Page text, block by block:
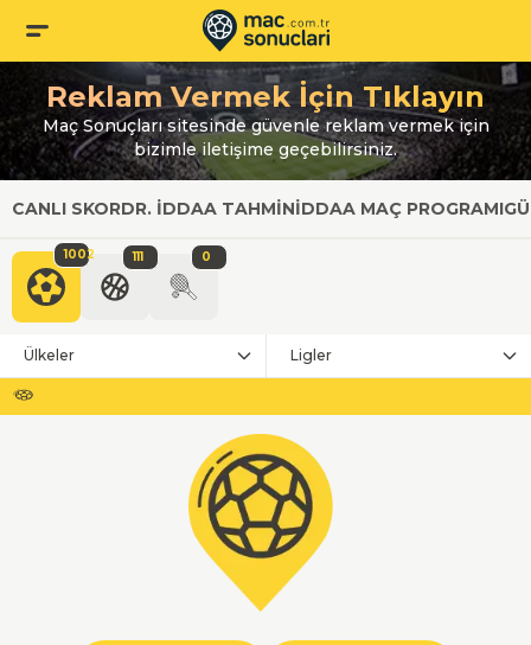
Reklam Vermek İçin Tıklayın
Maç Sonuçları sitesinde güvenle reklam vermek için
bizimle iletişime geçebilirsiniz.
CANLI SKORDR. İDDAA TAHMINİDDAA MAÇ PROGRAMI
1002 111 0
Ülkeler Ligler